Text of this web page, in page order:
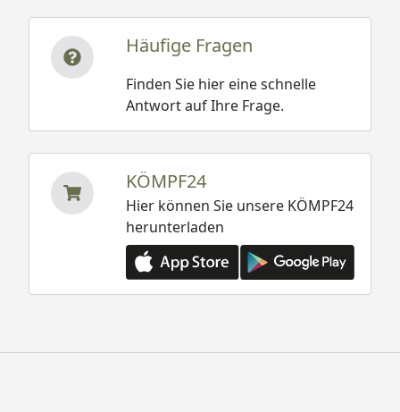
Häufige Fragen
Finden Sie hier eine schnelle
Antwort auf Ihre Frage.
KÖMPF24
Hier können Sie unsere KÖMPF24
herunterladen